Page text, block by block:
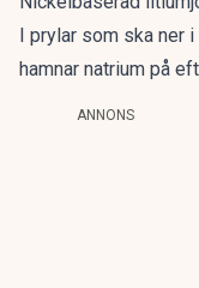
I prylar som ska ner
hamnar natrium på
ANNONS